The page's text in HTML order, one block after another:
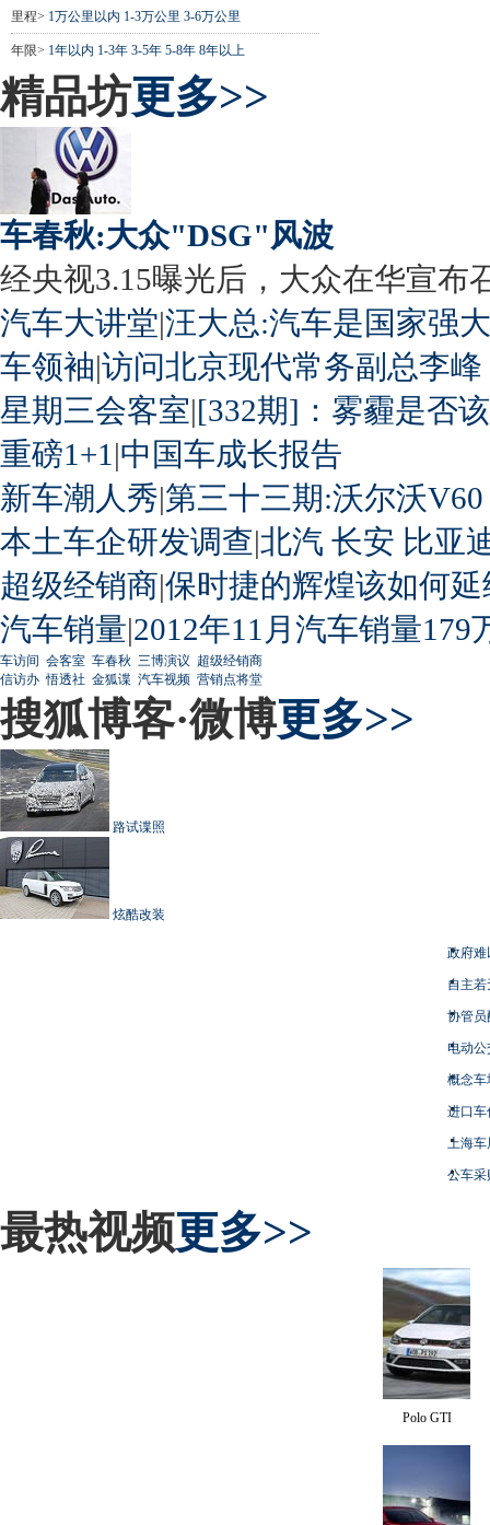
里程> 1万公里以内 1-3万公里 3-6万公里
年限> 1年以内 1-3年 3-5年 5-8年 8年以上
精品坊更多>>
车春秋:大众"DSG"风波
经央视3.15曝光后，大众在华宣布
汽车大讲堂|汪大总:汽车是国家强
车领袖|访问北京现代常务副总李峰
星期三会客室|[332期]：雾霾是否
重磅1+1 |中国车成长报告
新车潮人秀|第三十三期:沃尔沃
本土车企研发调查|北汽 长安 比亚
超级经销商|保时捷的辉煌该如何延
汽车销量|2012年11月汽车销量179
车访间 会客室 车春秋 三博演议 超级经销商
信访办 悟透社 金狐谍 汽车视频 营销点将堂
搜狐博客·微博更多>>
路试谍照
炫酷改装
政府难
自主
协管员
电动
概念车
进口车
上海
公车采
最热视频更多>>
Polo GTI